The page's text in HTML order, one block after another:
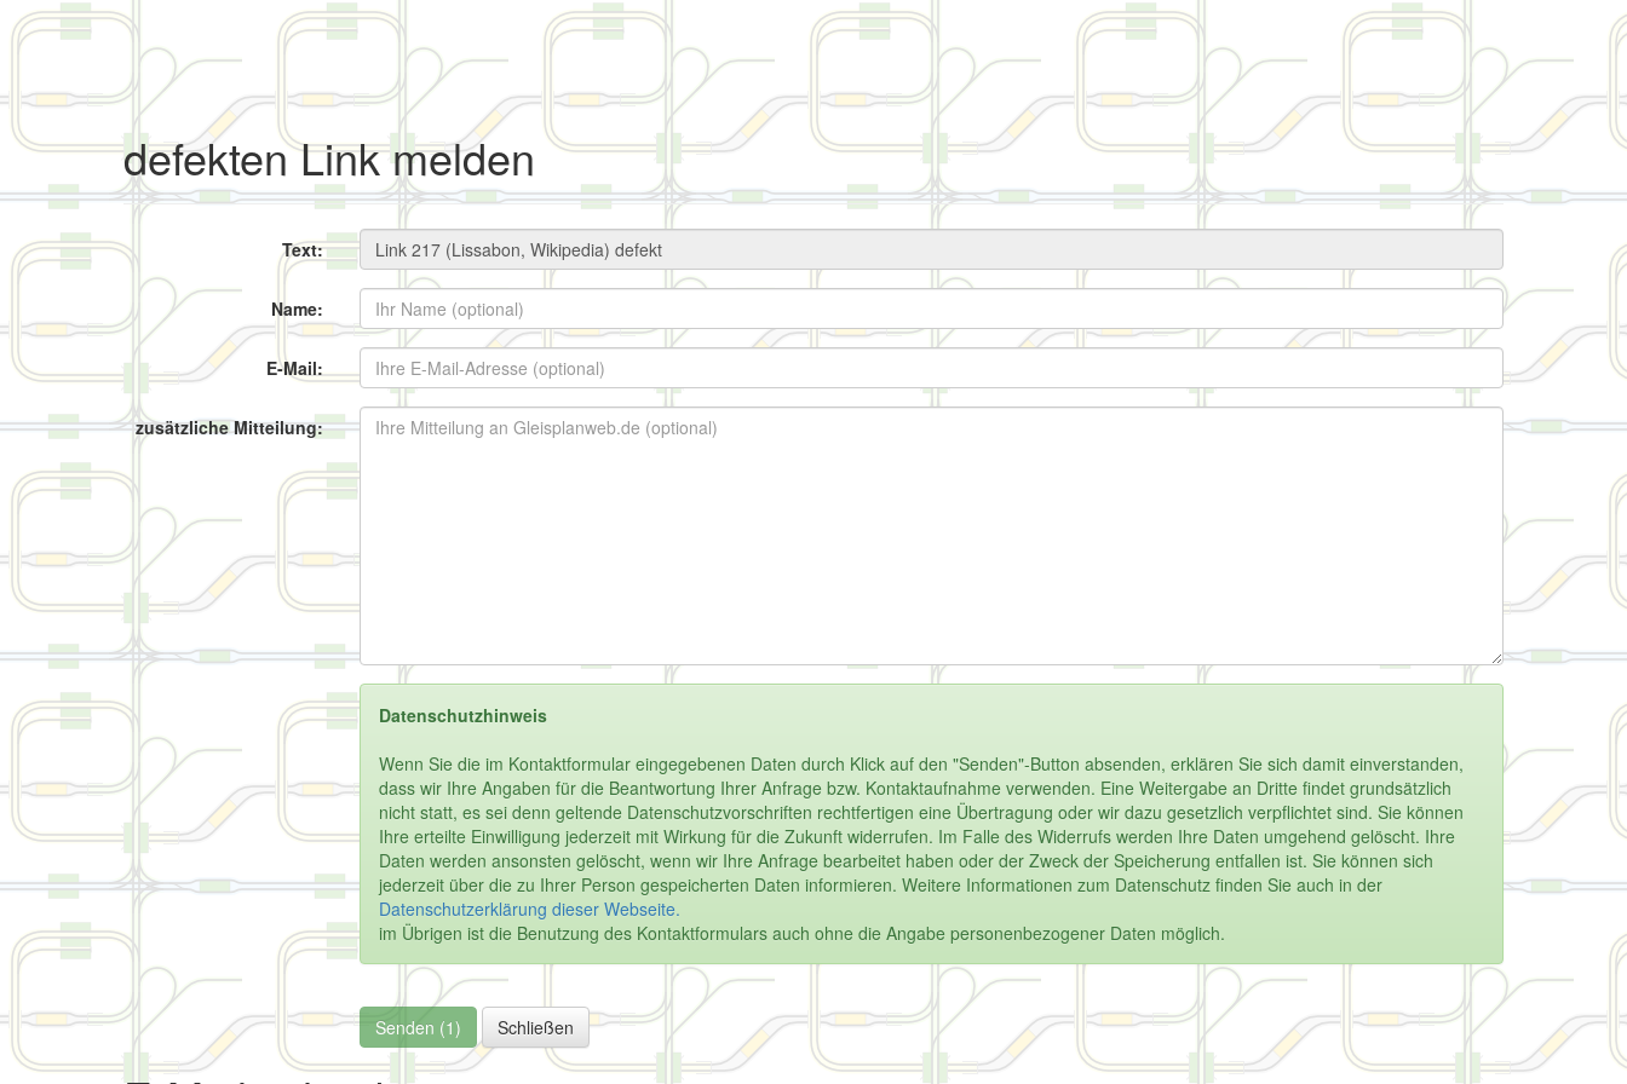
defekten Link melden
Text:
Name:
E-Mail:
zusätzliche Mitteilung:
Datenschutzhinweis
Wenn Sie die im Kontaktformular eingegebenen Daten durch Klick auf den "Senden"-Button absenden, erklären Sie sich damit einverstanden,
dass wir Ihre Angaben für die Beantwortung Ihrer Anfrage bzw. Kontaktaufnahme verwenden. Eine Weitergabe an Dritte findet grundsätzlich
nicht statt, es sei denn geltende Datenschutzvorschriften rechtfertigen eine Übertragung oder wir dazu gesetzlich verpflichtet sind. Sie können
Ihre erteilte Einwilligung jederzeit mit Wirkung für die Zukunft widerrufen. Im Falle des Widerrufs werden Ihre Daten umgehend gelöscht. Ihre
Daten werden ansonsten gelöscht, wenn wir Ihre Anfrage bearbeitet haben oder der Zweck der Speicherung entfallen ist. Sie können sich
jederzeit über die zu Ihrer Person gespeicherten Daten informieren. Weitere Informationen zum Datenschutz finden Sie auch in der
Datenschutzerklärung dieser Webseite.
im Übrigen ist die Benutzung des Kontaktformulars auch ohne die Angabe personenbezogener Daten möglich.
Senden (1) Schließen